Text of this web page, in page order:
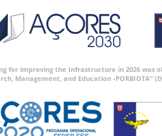
for improving the Infrastructure in 2026 was
Management, and Education -PORBIOTA”